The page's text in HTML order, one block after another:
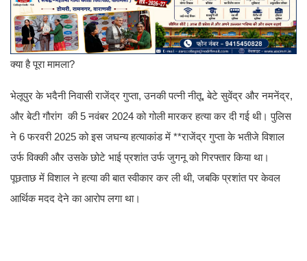
क्या है पूरा मामला?
भेलूपुर के भदैनी निवासी राजेंद्र गुप्ता, उनकी पत्नी नीतू, बेटे सुवेंद्र और नमनेंद्र,
और बेटी गौरांग की 5 नवंबर 2024 को गोली मारकर हत्या कर दी गई थी। पुलिस
ने 6 फरवरी 2025 को इस जघन्य हत्याकांड में **राजेंद्र गुप्ता के भतीजे विशाल
उर्फ विक्की और उसके छोटे भाई प्रशांत उर्फ जुगनू को गिरफ्तार किया था।
पूछताछ में विशाल ने हत्या की बात स्वीकार कर ली थी, जबकि प्रशांत पर केवल
आर्थिक मदद देने का आरोप लगा था।